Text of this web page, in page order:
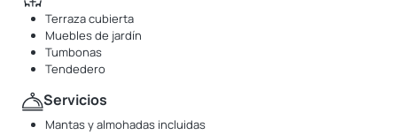
Terraza cubierta
Muebles de jardín
Tumbonas
Tendedero
Servicios
Mantas y almohadas incluidas